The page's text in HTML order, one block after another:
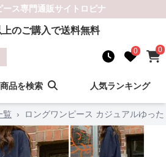
ース専門通販サイト ロピナ
上のご購入で送料無料
0 0
商品を検索 人気ランキング
覧 › ロングワンピース カジュアルゆっ